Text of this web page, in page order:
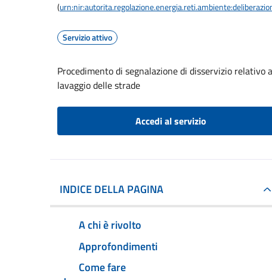
(
Servizio attivo
Procedimento di segnalazione di disservizio
lavaggio delle strade
Accedi al servizio
INDICE DELLA PAGINA
A chi è rivolto
Approfondimenti
Come fare